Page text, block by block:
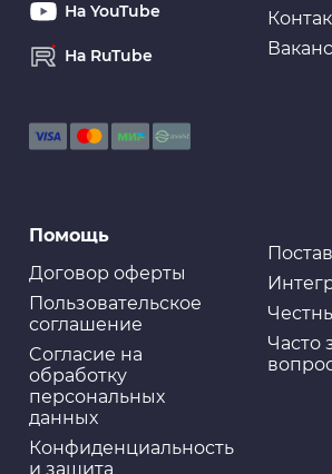
Очистители и шампуни
Очиститель кузова на основе
Уход за кузовом
Очиститель мощный Profoam
Помощь
Договор оферты
Пользовательское
соглашение
Cогласие на
обработку
персональных
данных
Конфиденциальность
и защита
Часто
На YouTube
На RuTube